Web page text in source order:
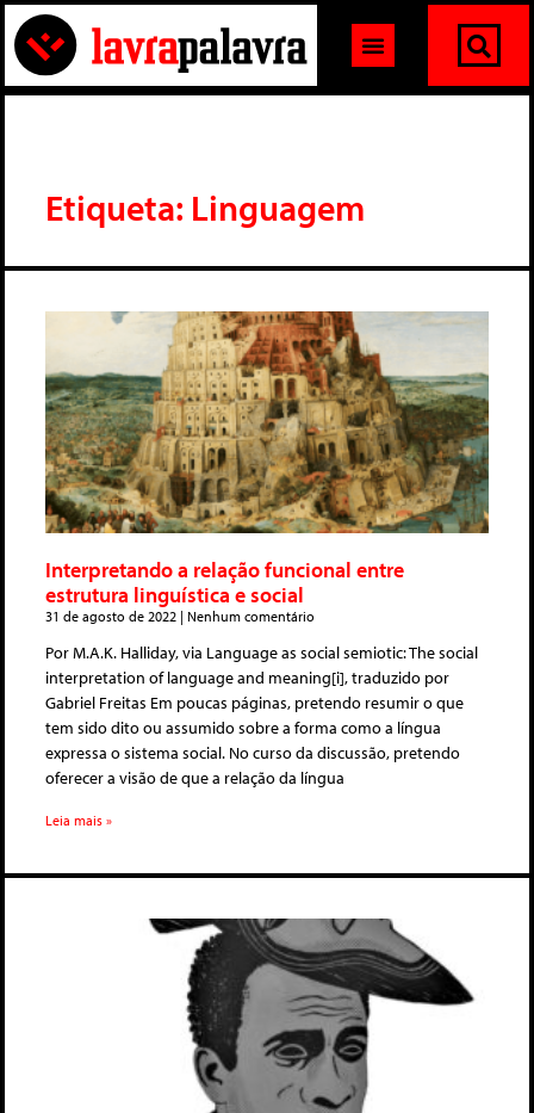
Etiqueta: Linguagem
Interpretando a relação funcional entre
estrutura linguística e social
31 de agosto de 2022 Nenhum comentário
Por M.A.K. Halliday, via Language as social semiotic: The social
interpretation of language and meaning[i], traduzido por
Gabriel Freitas Em poucas páginas, pretendo resumir o que
tem sido dito ou assumido sobre a forma como a língua
expressa o sistema social. No curso da discussão, pretendo
oferecer a visão de que a relação da língua
Leia mais »